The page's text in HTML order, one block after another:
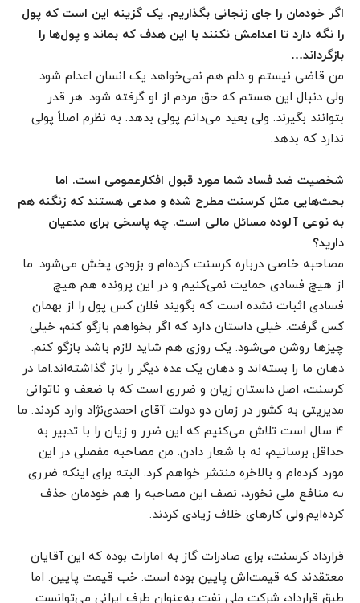
اگر خودمان را جای زنجانی بگذاریم. یک گزینه این است که پول
را نگه دارد تا اعدامش نکنند با این هدف که بماند و پول‌ها را
بازگرداند…
من قاضی نیستم و دلم هم نمی‌خواهد یک انسان اعدام شود.
ولی دنبال این هستم که حق مردم از او گرفته شود. هر قدر
بتوانند بگیرند. ولی بعید می‌دانم پولی بدهد. به نظرم اصلاً پولی
ندارد که بدهد.
شخصیت ضد فساد شما مورد قبول افکارعمومی است. اما
بحث‌هایی مثل کرسنت مطرح شده و مدعی هستند که زنگنه هم
به نوعی آلوده مسائل مالی است. چه پاسخی برای مدعیان
دارید؟
مصاحبه خاصی درباره کرسنت کرده‌ام و بزودی پخش می‌شود. ما
از هیچ فسادی حمایت نمی‌کنیم و در این پرونده هم هیچ
فسادی اثبات نشده است که بگویند فلان کس پول را از بهمان
کس گرفت. خیلی داستان دارد که اگر بخواهم بازگو کنم، خیلی
چیزها روشن می‌شود. یک روزی هم شاید لازم باشد بازگو کنم.
دهان ما را بسته‌اند و دهان یک عده دیگر را باز گذاشته‌اند.اما در
کرسنت، اصل داستان زیان و ضرری است که با ضعف و ناتوانی
مدیریتی به کشور در زمان دو دولت آقای احمدی‌نژاد وارد کردند. ما
۴ سال است تلاش می‌کنیم که این ضرر و زیان را با تدبیر به
حداقل برسانیم، نه با شعار دادن. من مصاحبه مفصلی در این
مورد کرده‌ام و بالاخره منتشر خواهم کرد. البته برای اینکه ضرری
به منافع ملی نخورد، نصف این مصاحبه را هم خودمان حذف
کرده‌ایم.ولی کارهای خلاف زیادی کردند.
قرارداد کرسنت، برای صادرات گاز به امارات بوده که این آقایان
معتقدند که قیمت‌اش پایین بوده است. خب قیمت پایین. اما
طبق قرارداد، شرکت ملی نفت به‌عنوان طرف ایرانی می‌توانست